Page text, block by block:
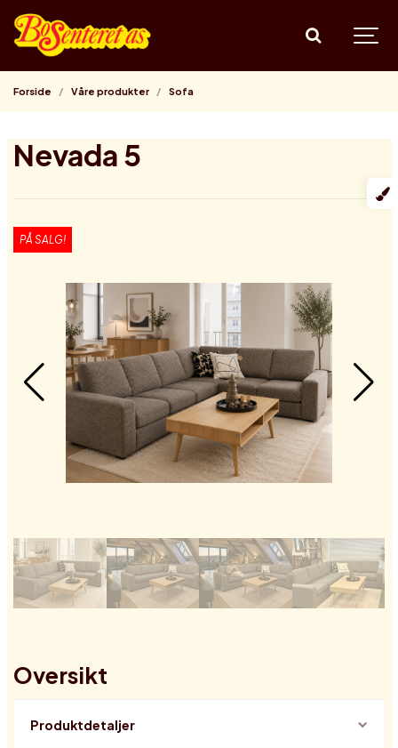
Forside Våre produkter Sofa
Nevada 5
PÅ SALG!
Oversikt
Produktdetaljer